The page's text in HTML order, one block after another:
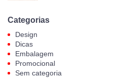
Categorias
Design
Dicas
Embalagem
Promocional
Sem categoria